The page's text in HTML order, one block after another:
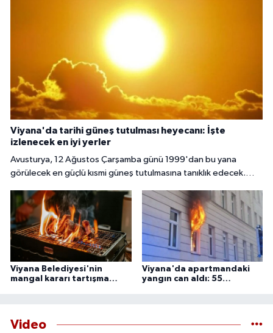
Viyana'da tarihi güneş tutulması heyecanı: İşte
izlenecek en iyi yerler
Avusturya, 12 Ağustos Çarşamba günü 1999'dan bu yana
görülecek en güçlü kısmi güneş tutulmasına tanıklık edecek.
85 ila 89'unun Ay tarafından örtüleceği bu nadir doğa olayını
izlemek için çeşitli noktalarda bir araya gelecek.
Viyana Belediyesi'nin
mangal kararı tartışma
Viyana'da apartmandaki
yangın can aldı: 55
Video